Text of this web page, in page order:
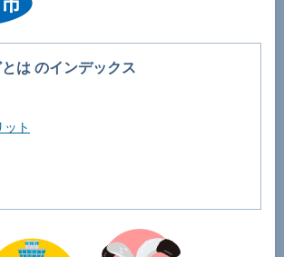
は のインデックス
ット